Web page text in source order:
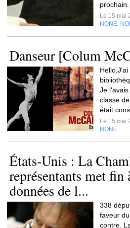
prochain.
Le 15 mai
NONE
Danseur [Colum
Je
classe
était
Le 15 mai
NONE
États-Unis : La
représentants met fin
données de l...
338
faveur
contre.